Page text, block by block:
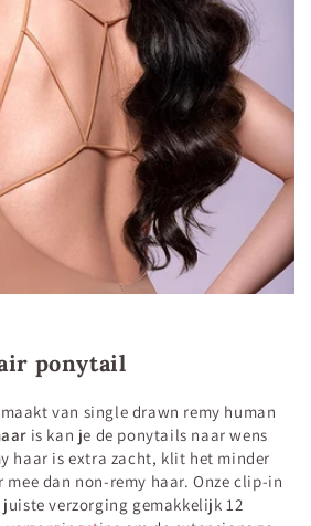
ponytail
van single drawn remy human
is kan je de ponytails naar wens
haar is extra zacht, klit het minder
dan non-remy haar. Onze clip-in
verzorging gemakkelijk 12